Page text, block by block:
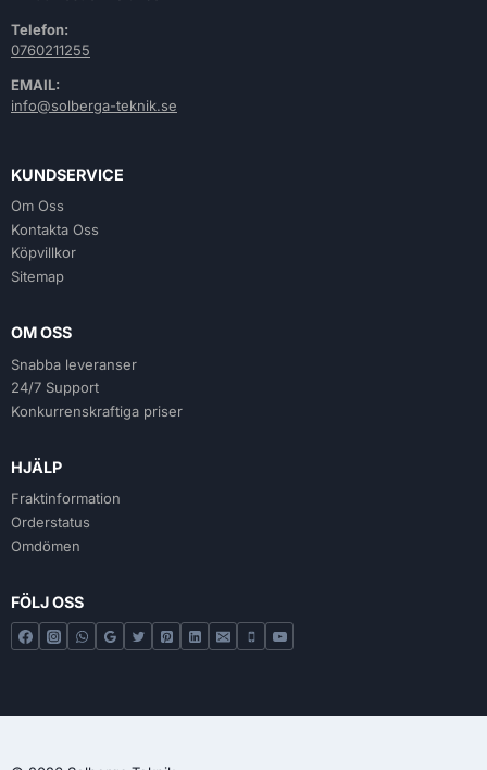
Telefon:
0760211255
EMAIL:
info@solberga-teknik.se
KUNDSERVICE
Om Oss
Kontakta Oss
Köpvillkor
Sitemap
OM OSS
Snabba leveranser
24/7 Support
Konkurrenskraftiga priser
HJÄLP
Fraktinformation
Orderstatus
Omdömen
FÖLJ OSS